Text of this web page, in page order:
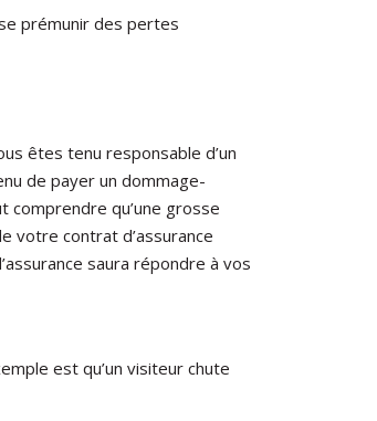
prémunir des pertes
êtes tenu responsable d’un
de payer un dommage-
comprendre qu’une grosse
votre contrat d’assurance
saura répondre à vos
est qu’un visiteur chute